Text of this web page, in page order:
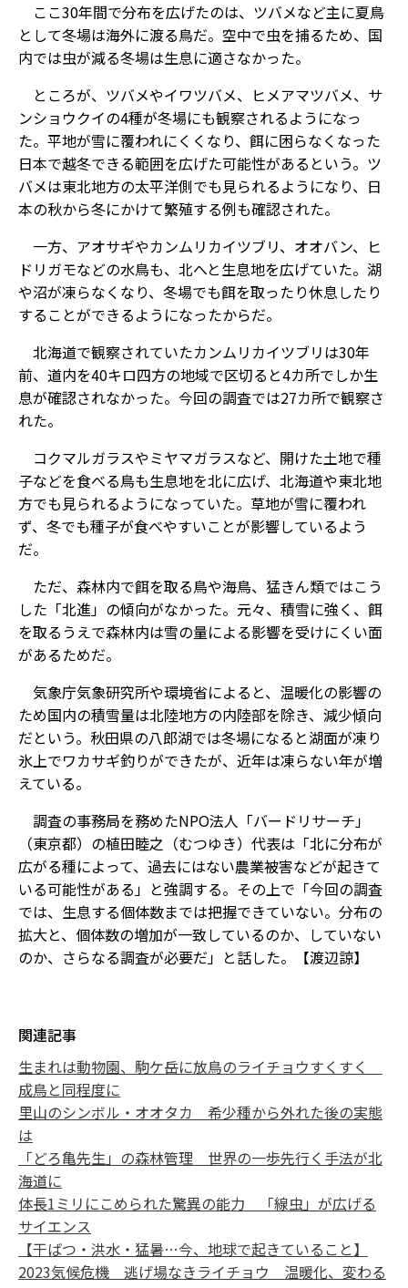
ここ30年間で分布を広げたのは、ツバメなど主に夏鳥
として冬場は海外に渡る鳥だ。空中で虫を捕るため、国
内では虫が減る冬場は生息に適さなかった。
ところが、ツバメやイワツバメ、ヒメアマツバメ、サ
ンショウクイの4種が冬場にも観察されるようになっ
た。平地が雪に覆われにくくなり、餌に困らなくなった
日本で越冬できる範囲を広げた可能性があるという。ツ
バメは東北地方の太平洋側でも見られるようになり、日
本の秋から冬にかけて繁殖する例も確認された。
一方、アオサギやカンムリカイツブリ、オオバン、ヒ
ドリガモなどの水鳥も、北へと生息地を広げていた。湖
や沼が凍らなくなり、冬場でも餌を取ったり休息したり
することができるようになったからだ。
北海道で観察されていたカンムリカイツブリは30年
前、道内を40キロ四方の地域で区切ると4カ所でしか生
息が確認されなかった。今回の調査では27カ所で観察さ
れた。
コクマルガラスやミヤマガラスなど、開けた土地で種
子などを食べる鳥も生息地を北に広げ、北海道や東北地
方でも見られるようになっていた。草地が雪に覆われ
ず、冬でも種子が食べやすいことが影響しているよう
だ。
ただ、森林内で餌を取る鳥や海鳥、猛きん類ではこう
した「北進」の傾向がなかった。元々、積雪に強く、餌
を取るうえで森林内は雪の量による影響を受けにくい面
があるためだ。
気象庁気象研究所や環境省によると、温暖化の影響の
ため国内の積雪量は北陸地方の内陸部を除き、減少傾向
だという。秋田県の八郎湖では冬場になると湖面が凍り
氷上でワカサギ釣りができたが、近年は凍らない年が増
えている。
調査の事務局を務めたNPO法人「バードリサーチ」
（東京都）の植田睦之（むつゆき）代表は「北に分布が
広がる種によって、過去にはない農業被害などが起きて
いる可能性がある」と強調する。その上で「今回の調査
では、生息する個体数までは把握できていない。分布の
拡大と、個体数の増加が一致しているのか、していない
のか、さらなる調査が必要だ」と話した。【渡辺諒】
関連記事
生まれは動物園、駒ケ岳に放鳥のライチョウすくすく
成鳥と同程度に
里山のシンボル・オオタカ 希少種から外れた後の実態
は
「どろ亀先生」の森林管理 世界の一歩先行く手法が北
海道に
体長1ミリにこめられた驚異の能力 「線虫」が広げる
サイエンス
【干ばつ・洪水・猛暑…今、地球で起きていること】
2023気候危機 逃げ場なきライチョウ 温暖化、変わる